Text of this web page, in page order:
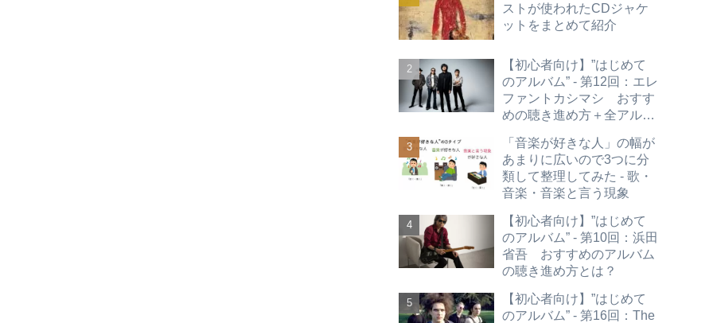
ストが使われたCDジャケ
ットをまとめて紹介
【初心者向け】”はじめて
のアルバム” - 第12回：エレ
ファントカシマシ おすす
めの聴き進め方＋全アルバ
「音楽が好きな人」の幅が
あまりに広いので3つに分
類して整理してみた - 歌・
音楽・音楽と言う現象
【初心者向け】”はじめて
のアルバム” - 第10回：浜田
省吾 おすすめのアルバム
の聴き進め方とは？
【初心者向け】”はじめて
のアルバム” - 第16回：The